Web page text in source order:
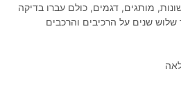
מותגים, דגמים, כולם עברו בדיקה
שנים על הרכיבים והרכבים